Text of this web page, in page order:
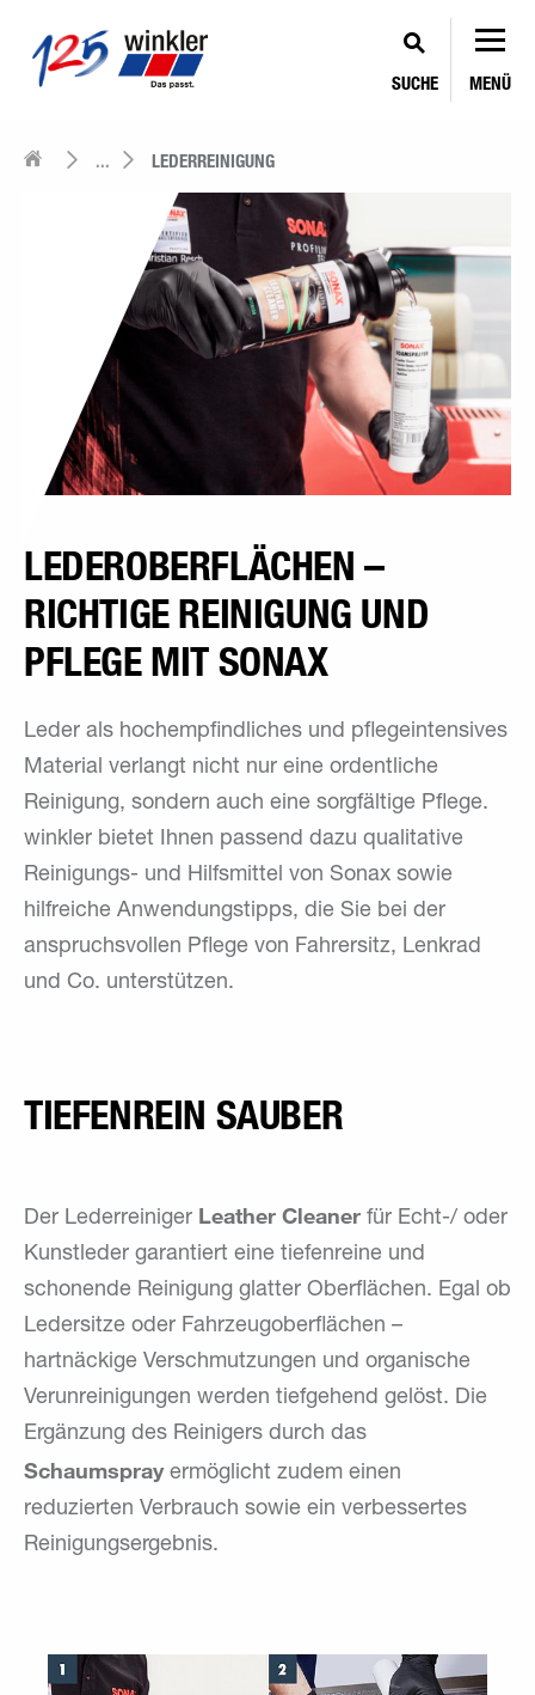
SUCHE MENÜ
... LEDERREINIGUNG
LEDEROBERFLÄCHEN –
RICHTIGE REINIGUNG UND
PFLEGE MIT SONAX
Leder als hochempfindliches und pflegeintensives
Material verlangt nicht nur eine ordentliche
Reinigung, sondern auch eine sorgfältige Pflege.
winkler bietet Ihnen passend dazu qualitative
Reinigungs- und Hilfsmittel von Sonax sowie
hilfreiche Anwendungstipps, die Sie bei der
anspruchsvollen Pflege von Fahrersitz, Lenkrad
und Co. unterstützen.
TIEFENREIN SAUBER
Der Lederreiniger Leather Cleaner für Echt-/ oder
Kunstleder garantiert eine tiefenreine und
schonende Reinigung glatter Oberflächen. Egal ob
Ledersitze oder Fahrzeugoberflächen –
hartnäckige Verschmutzungen und organische
Verunreinigungen werden tiefgehend gelöst. Die
Ergänzung des Reinigers durch das
Schaumsprayermöglicht zudem einen
reduzierten Verbrauch sowie ein verbessertes
Reinigungsergebnis.